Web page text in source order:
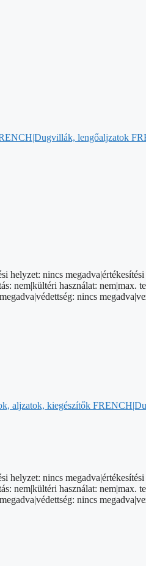
lengőaljzatok
helyzet: nincs
nem|kültéri használat:
nincs
aljzatok, kiegészítők
helyzet: nincs
nem|kültéri használat:
nincs